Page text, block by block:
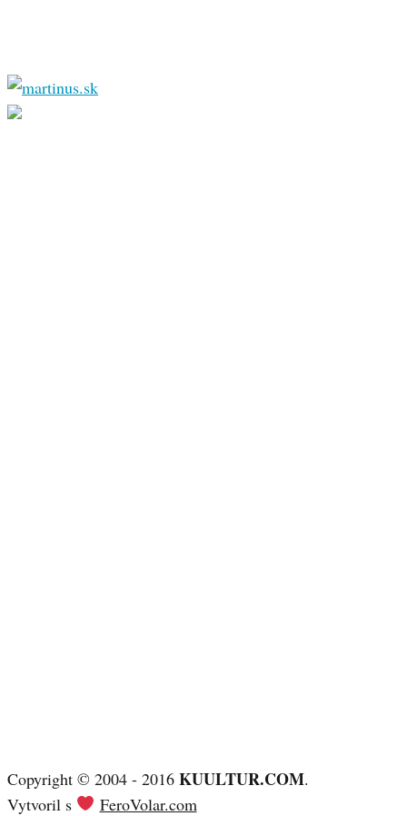
Copyright © 2004 - 2016 KUULTUR.COM.
Vytvoril s
FeroVolar.com